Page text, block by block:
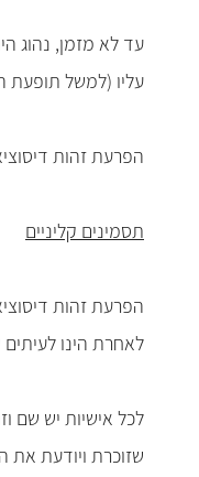
עד לא מזמן, נהוג
עליו (למשל תופעת
הפרעת זהות
תסמינים קליניים
הפרעת זהות
לאחרת הינו
לכל אישיות יש שם
שזוכרת ויודעת את